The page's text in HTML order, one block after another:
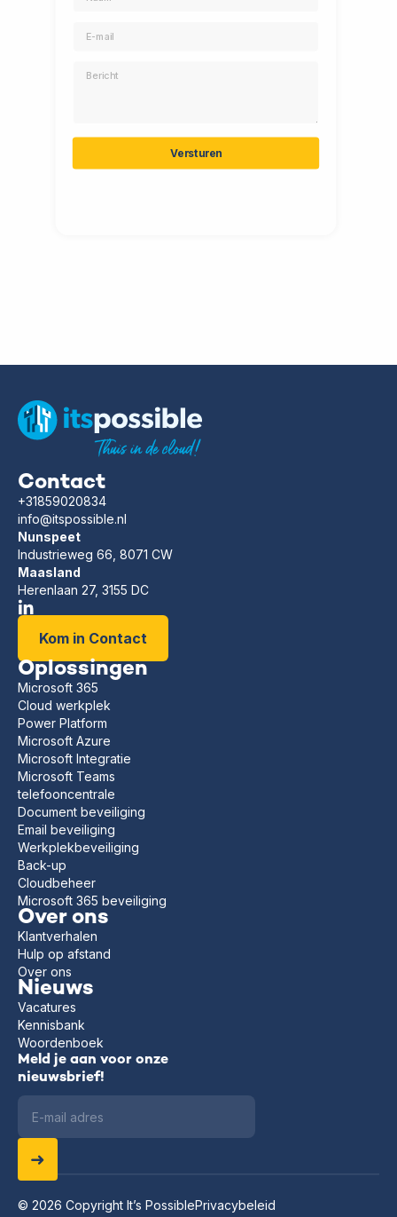
Contact
+31859020834
info@itspossible.nl
Nunspeet
Industrieweg 66, 8071 CW
Maasland
Herenlaan 27, 3155 DC
Kom in Contact
Oplossingen
Microsoft 365
Cloud werkplek
Power Platform
Microsoft Azure
Microsoft Integratie
Microsoft Teams
telefooncentrale
Document beveiliging
Email beveiliging
Werkplekbeveiliging
Back-up
Cloudbeheer
Microsoft 365 beveiliging
Over ons
Klantverhalen
Hulp op afstand
Over ons
Nieuws
Vacatures
Kennisbank
Woordenboek
Meld je aan voor onze
nieuwsbrief!
© 2026 Copyright It’s PossiblePrivacybeleid